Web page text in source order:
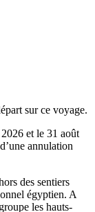
sur ce voyage.
et le 31 août
annulation
des sentiers
égyptien. A
les hauts-